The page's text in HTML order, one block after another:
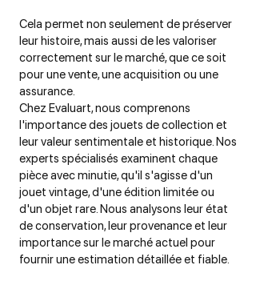
Cela permet non seulement de préserver
leur histoire, mais aussi de les valoriser
correctement sur le marché, que ce soit
pour une vente, une acquisition ou une
assurance.
Chez Evaluart, nous comprenons
l'importance des jouets de collection et
leur valeur sentimentale et historique. Nos
experts spécialisés examinent chaque
pièce avec minutie, qu'il s'agisse d'un
jouet vintage, d'une édition limitée ou
d'un objet rare. Nous analysons leur état
de conservation, leur provenance et leur
importance sur le marché actuel pour
fournir une estimation détaillée et fiable.